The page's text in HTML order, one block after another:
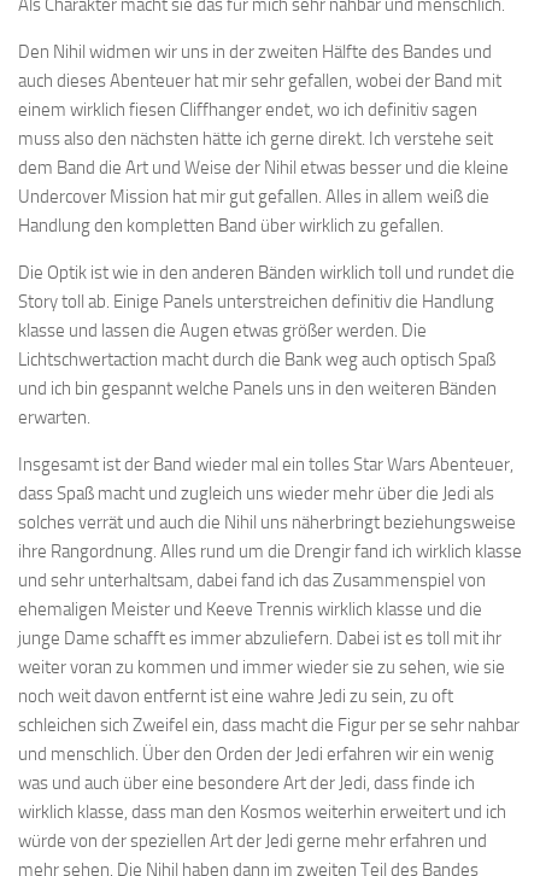
Als Charakter macht sie das für mich sehr nahbar und menschlich.
Den Nihil widmen wir uns in der zweiten Hälfte des Bandes und
auch dieses Abenteuer hat mir sehr gefallen, wobei der Band mit
einem wirklich fiesen Cliffhanger endet, wo ich definitiv sagen
muss also den nächsten hätte ich gerne direkt. Ich verstehe seit
dem Band die Art und Weise der Nihil etwas besser und die kleine
Undercover Mission hat mir gut gefallen. Alles in allem weiß die
Handlung den kompletten Band über wirklich zu gefallen.
Die Optik ist wie in den anderen Bänden wirklich toll und rundet die
Story toll ab. Einige Panels unterstreichen definitiv die Handlung
klasse und lassen die Augen etwas größer werden. Die
Lichtschwertaction macht durch die Bank weg auch optisch Spaß
und ich bin gespannt welche Panels uns in den weiteren Bänden
erwarten.
Insgesamt ist der Band wieder mal ein tolles Star Wars Abenteuer,
dass Spaß macht und zugleich uns wieder mehr über die Jedi als
solches verrät und auch die Nihil uns näherbringt beziehungsweise
ihre Rangordnung. Alles rund um die Drengir fand ich wirklich klasse
und sehr unterhaltsam, dabei fand ich das Zusammenspiel von
ehemaligen Meister und Keeve Trennis wirklich klasse und die
junge Dame schafft es immer abzuliefern. Dabei ist es toll mit ihr
weiter voran zu kommen und immer wieder sie zu sehen, wie sie
noch weit davon entfernt ist eine wahre Jedi zu sein, zu oft
schleichen sich Zweifel ein, dass macht die Figur per se sehr nahbar
und menschlich. Über den Orden der Jedi erfahren wir ein wenig
was und auch über eine besondere Art der Jedi, dass finde ich
wirklich klasse, dass man den Kosmos weiterhin erweitert und ich
würde von der speziellen Art der Jedi gerne mehr erfahren und
mehr sehen. Die Nihil haben dann im zweiten Teil des Bandes